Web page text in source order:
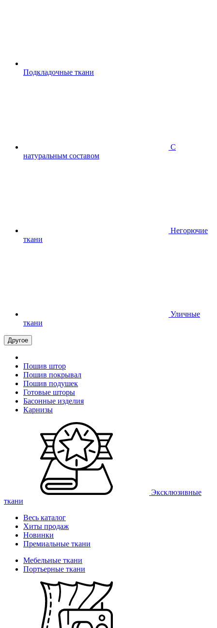
Подкладочные ткани
С
натуральным составом
Негорючие
ткани
Уличные
ткани
Другое
Пошив штор
Пошив покрывал
Пошив подушек
Готовые шторы
Басонные изделия
Карнизы
Эксклюзивные
ткани
Весь каталог
Хиты продаж
Новинки
Премиальные ткани
Мебельные ткани
Портьерные ткани